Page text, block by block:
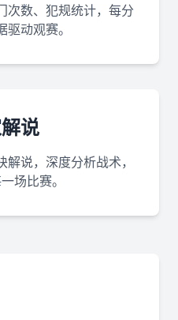
次数、犯规统计，每分
动观赛。
说
说，深度分析战术，
场比赛。